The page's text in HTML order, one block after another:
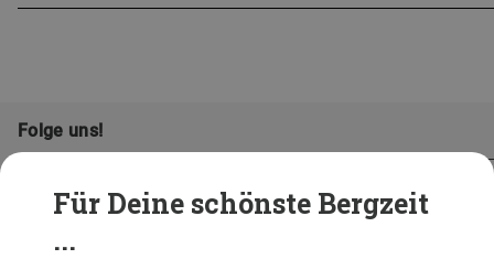
Für Deine schönste Bergzeit
...
Folge uns!